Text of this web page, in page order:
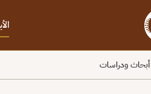
أبحاث ودراسات